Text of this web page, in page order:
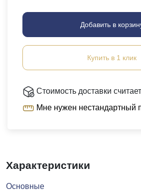
Добавить в
Купить в 1 клик
Стоимость доставки
Мне нужен нестандартный
Характеристики
Основные